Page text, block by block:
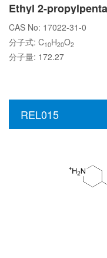
Ethyl 2-
CAS No: 17022-31-0
分子式: C10H20O2
分子量: 172.27
REL015